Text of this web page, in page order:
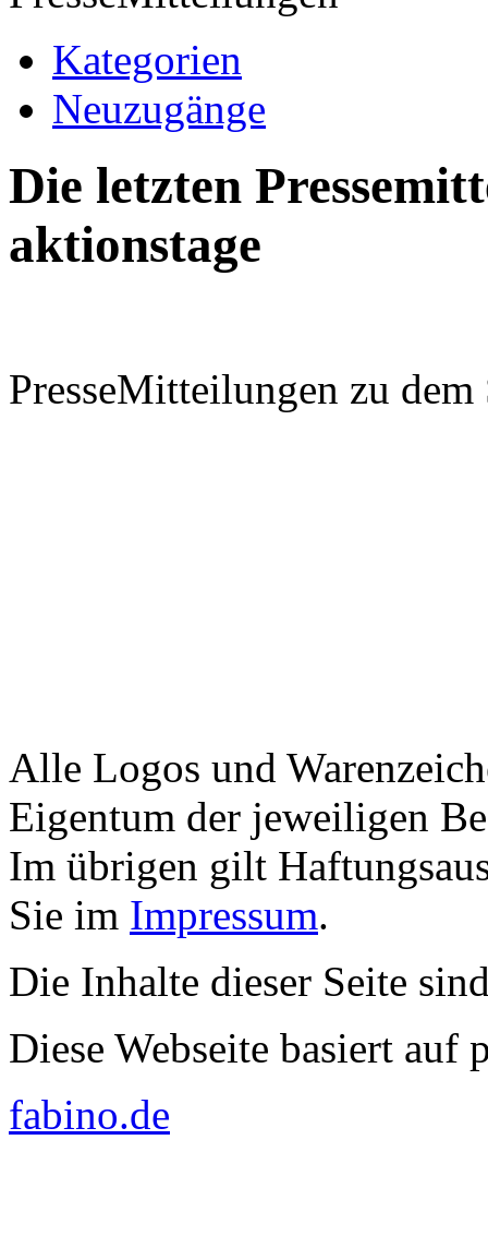
Kategorien
Neuzugänge
Die letzten
aktionstage
PresseMitteilungen zu
Alle Logos und
Eigentum der jeweiligen
Im übrigen gilt
Sie im Impressum.
Die Inhalte dieser Seite
Diese Webseite basiert auf
fabino.de